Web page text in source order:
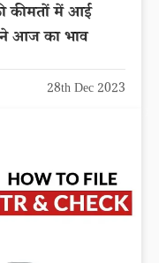
कीमतों में आई
आज का भाव
28th Dec 2023